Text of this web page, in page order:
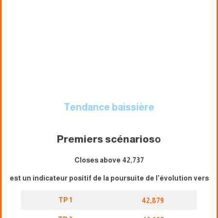
Tendance baissière
Premiers scénarioso
Closes above 42,737
est un indicateur positif de la poursuite de l'évolution vers
TP 1 42,879